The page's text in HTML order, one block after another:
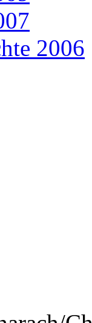
2006